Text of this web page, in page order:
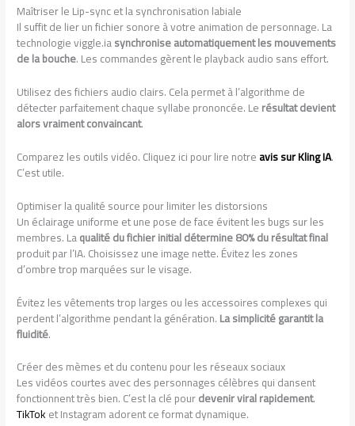
Maîtriser le Lip-sync et la synchronisation labiale
Il suffit de lier un fichier sonore à votre animation de personnage. La
technologie viggle.iasynchronise automatiquement les mouvements
de la bouche. Les commandes gèrent le playback audio sans effort.
Utilisez des fichiers audio clairs. Cela permet à l’algorithme de
détecter parfaitement chaque syllabe prononcée. Lerésultat devient
alors vraiment convaincant.
Comparez les outils vidéo. Cliquez ici pour lire notreavis sur Kling IA.
C’est utile.
Optimiser la qualité source pour limiter les distorsions
Un éclairage uniforme et une pose de face évitent les bugs sur les
membres. Laqualité du fichier initial détermine 80% du résultat final
produit par l’IA. Choisissez une image nette. Évitez les zones
d’ombre trop marquées sur le visage.
Évitez les vêtements trop larges ou les accessoires complexes qui
perdent l’algorithme pendant la génération.La simplicité garantit la
fluidité.
Créer des mèmes et du contenu pour les réseaux sociaux
Les vidéos courtes avec des personnages célèbres qui dansent
fonctionnent très bien. C’est la clé pourdevenir viral rapidement.
TikToket Instagram adorent ce format dynamique.